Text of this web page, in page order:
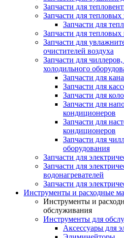
Запчасти для
Запчасти для
Запчасти для
Запчасти для
Запчасти для
очистителей воздуха
Запчасти для
холодильного
Запчасти для
Запчасти для
Запчасти для
Запчасти для
кондиционеров
Запчасти для
кондиционеров
Запчасти для
оборудования
Запчасти для
Запчасти для
водонагревателей
Запчасти для
Инструменты и расходные
Инструменты и
обслуживания
Инструменты для
Аксессуары для